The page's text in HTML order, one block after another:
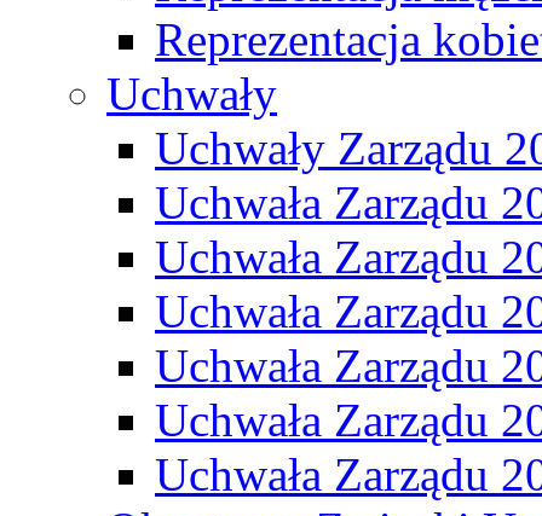
Reprezentacja
Uchwały
Uchwały Zarządu
Uchwała Zarządu
Uchwała Zarządu
Uchwała Zarządu
Uchwała Zarządu
Uchwała Zarządu
Uchwała Zarządu